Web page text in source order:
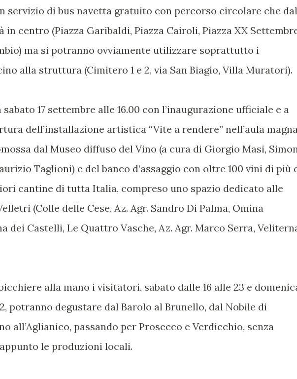
servizio di bus navetta gratuito con percorso circolare che dal
in centro (Piazza Garibaldi, Piazza Cairoli, Piazza XX
ma si potranno ovviamente utilizzare soprattutto i
alla struttura (Cimitero 1 e 2, via San Biagio, Villa Muratori).
17 settembre alle 16.00 con l’inaugurazione ufficiale e a
dell’installazione artistica “Vite a rendere” nell’aula
dal Museo diffuso del Vino (a cura di Giorgio Masi,
Taglioni) e del banco d’assaggio con oltre 100 vini di più
cantine di tutta Italia, compreso uno spazio dedicato alle
(Colle delle Cese, Az. Agr. Sandro Di Palma, Omina
dei Castelli, Le Quattro Vasche, Az. Agr. Marco Serra,
alla mano i visitatori, sabato dalle 16 alle 23 e
potranno degustare dal Barolo al Brunello, dal Nobile di
all’Aglianico, passando per Prosecco e Verdicchio, senza
le produzioni locali.